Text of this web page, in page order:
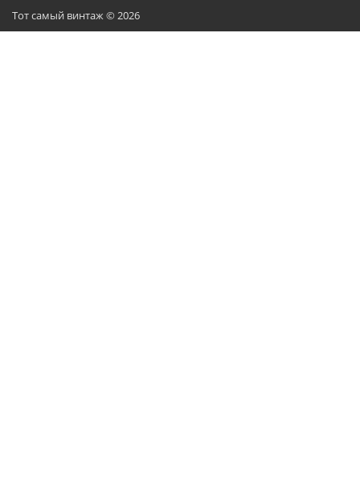
Тот самый винтаж © 2026